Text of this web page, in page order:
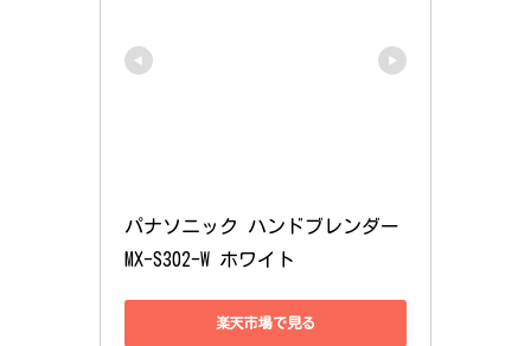
パナソニック ハンドブレンダー
MX-S302-W ホワイト
楽天市場で見る